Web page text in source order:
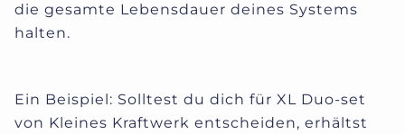
die gesamte Lebensdauer deines Systems
halten.
Ein Beispiel: Solltest du dich für XL Duo-set
von Kleines Kraftwerk entscheiden, erhältst